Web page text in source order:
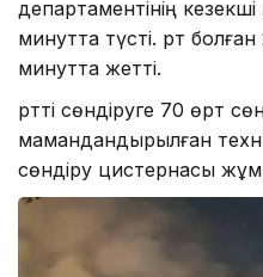
департаментінің
минутта түсті. Өрт
минутта жетті.
Өртті сөндіруге 70 өрт
мамандандырылған
сөндіру цистернасы